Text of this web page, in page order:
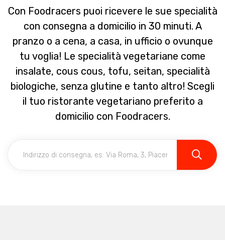
Con Foodracers puoi ricevere le sue specialità
con consegna a domicilio in 30 minuti. A
pranzo o a cena, a casa, in ufficio o ovunque
tu voglia! Le specialità vegetariane come
insalate, cous cous, tofu, seitan, specialità
biologiche, senza glutine e tanto altro! Scegli
il tuo ristorante vegetariano preferito a
domicilio con Foodracers.